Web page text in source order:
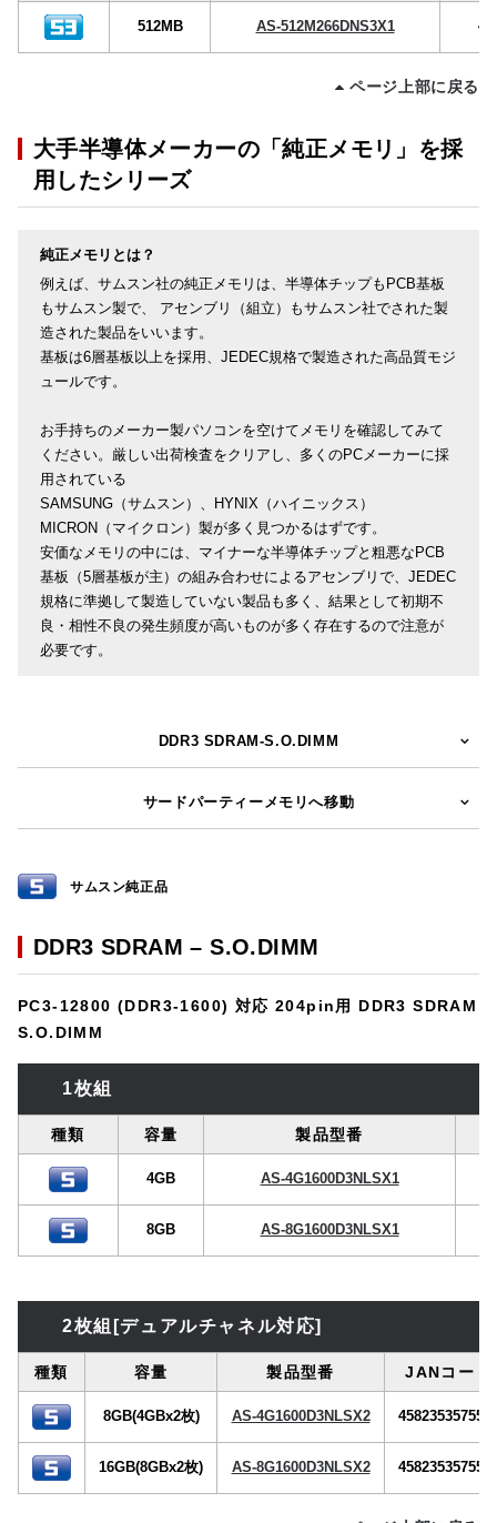
512MB AS-512M266DNS3X1
ページ上部に戻る
大手半導体メーカーの「純正メモリ」を採
用したシリーズ
純正メモリとは？
例えば、サムスン社の純正メモリは、半導体チップもPCB基板
もサムスン製で、 アセンブリ（組立）もサムスン社でされた製
造された製品をいいます。
基板は6層基板以上を採用、JEDEC規格で製造された高品質モジ
ュールです。
お手持ちのメーカー製パソコンを空けてメモリを確認してみて
ください。厳しい出荷検査をクリアし、多くのPCメーカーに採
用されている
SAMSUNG（サムスン）、HYNIX（ハイニックス）
MICRON（マイクロン）製が多く見つかるはずです。
安価なメモリの中には、マイナーな半導体チップと粗悪なPCB
基板（5層基板が主）の組み合わせによるアセンブリで、JEDEC
規格に準拠して製造していない製品も多く、結果として初期不
良・相性不良の発生頻度が高いものが多く存在するので注意が
必要です。
DDR3 SDRAM-S.O.DIMM
サードパーティーメモリへ移動
サムスン純正品
DDR3 SDRAM – S.O.DIMM
PC3-12800 (DDR3-1600) 対応 204pin用 DDR3 SDRAM
S.O.DIMM
1枚組
種類 容量 製品型番
4GB AS-4G1600D3NLSX1
8GB AS-8G1600D3NLSX1
2枚組[デュアルチャネル対応]
種類 容量 製品型番 JANコード
8GB(4GBx2枚) AS-4G1600D3NLSX2
16GB(8GBx2枚) AS-8G1600D3NLSX2